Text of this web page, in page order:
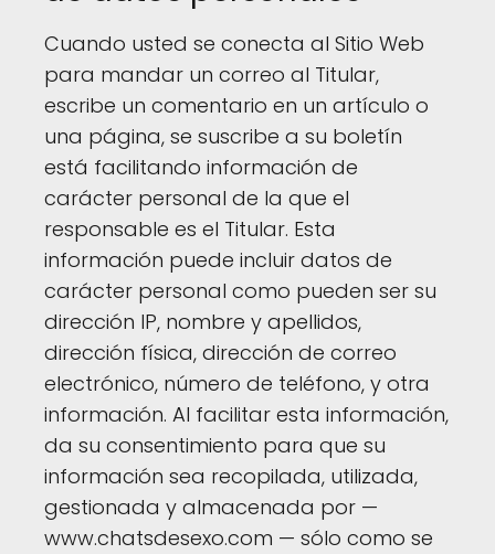
Cuando usted se conecta al Sitio Web
para mandar un correo al Titular,
escribe un comentario en un artículo o
una página, se suscribe a su boletín
está facilitando información de
carácter personal de la que el
responsable es el Titular. Esta
información puede incluir datos de
carácter personal como pueden ser su
dirección IP, nombre y apellidos,
dirección física, dirección de correo
electrónico, número de teléfono, y otra
información. Al facilitar esta información,
da su consentimiento para que su
información sea recopilada, utilizada,
gestionada y almacenada por —
www.chatsdesexo.com — sólo como se